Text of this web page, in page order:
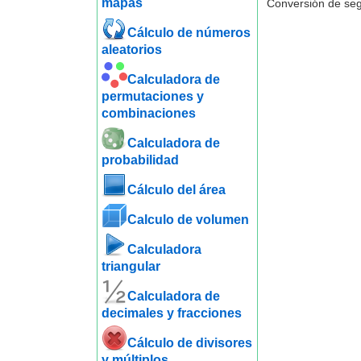
mapas
Cálculo de números
aleatorios
Calculadora de
permutaciones y
combinaciones
Calculadora de
probabilidad
Cálculo del área
Calculo de volumen
Calculadora
triangular
Calculadora de
decimales y fracciones
Cálculo de divisores
Conversión de